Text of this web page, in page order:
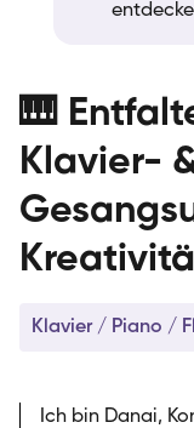
🎹
Klavier-
Klavier / Piano /
Ich bin Danai,